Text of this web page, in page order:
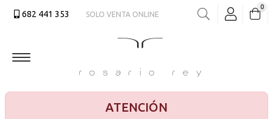
682 441 353
SOLO VENTA ONLINE
Buscar
0
ATENCIÓN